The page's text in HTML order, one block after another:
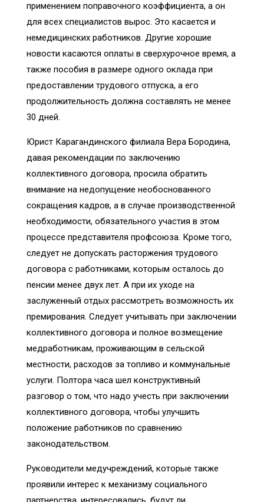
применением поправочного коэффициента, а он
для всех специалистов вырос. Это касается и
немедицинских работников. Другие хорошие
новости касаются оплаты в сверхурочное время, а
также пособия в размере одного оклада при
предоставлении трудового отпуска, а его
продолжительность должна составлять не менее
30 дней.
Юрист Карагандинского филиала Вера Бородина,
давая рекомендации по заключению
коллективного договора, просила обратить
внимание на недопущение необоснованного
сокращения кадров, а в случае производственной
необходимости, обязательного участия в этом
процессе представителя профсоюза. Кроме того,
следует не допускать расторжения трудового
договора с работниками, которым осталось до
пенсии менее двух лет. А при их уходе на
заслуженный отдых рассмотреть возможность их
премирования. Следует учитывать при заключении
коллективного договора и полное возмещение
медработникам, проживающим в сельской
местности, расходов за топливо и коммунальные
услуги. Полтора часа шел конструктивный
разговор о том, что надо учесть при заключении
коллективного договора, чтобы улучшить
положение работников по сравнению
законодательством.
Руководители медучреждений, которые также
проявили интерес к механизму социального